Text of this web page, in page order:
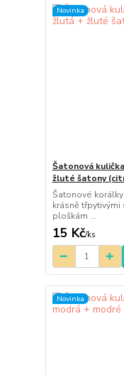
Novinka
Šatonová
žluté šatony
Šatonové
krásně
ploškám ...
15 Kč/ks
Novinka